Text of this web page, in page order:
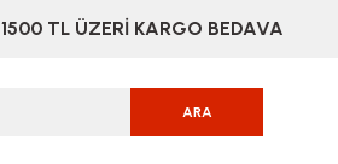
1500 TL ÜZERİ KARGO BEDAVA
ARA